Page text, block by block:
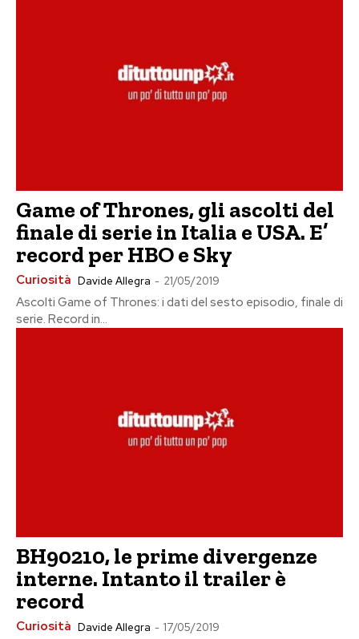
Game of Thrones, gli ascolti del
finale di serie in Italia e USA. E’
record per HBO e Sky
Curiosità Davide Allegra - 21/05/2019
Ascolti Game of Thrones: i dati del sesto episodio, finale di
serie. Record in...
BH90210, le prime divergenze
interne. Intanto il trailer è
record
Curiosità Davide Allegra - 17/05/2019